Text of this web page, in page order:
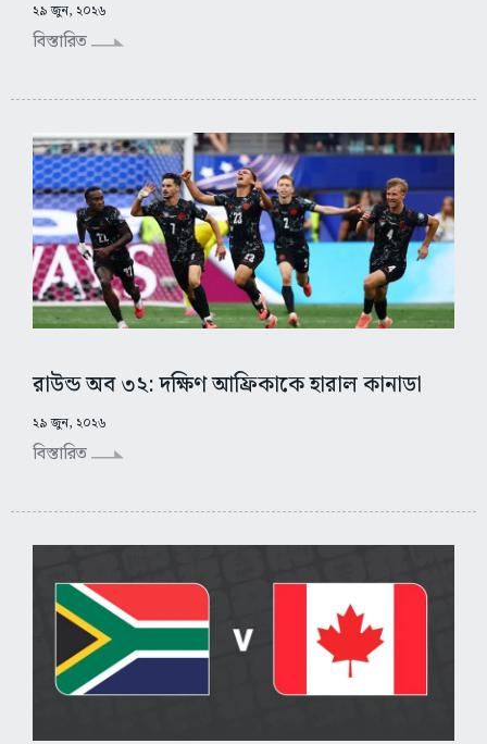
২৯ জুন, ২০২৬
বিস্তারিত
রাউন্ড অব ৩২: দক্ষিণ আফ্রিকাকে হারাল কানাডা
২৯ জুন, ২০২৬
বিস্তারিত